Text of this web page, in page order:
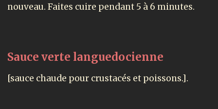
nouveau. Faites cuire pendant 5 à 6 minutes.
Sauce verte languedocienne
[sauce chaude pour crustacés et poissons.].